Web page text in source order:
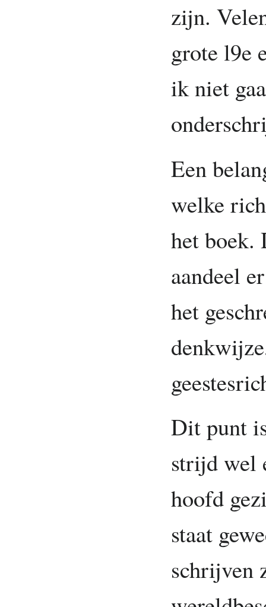
zijn.
grote l9e
ik niet
Een
welke
het boek.
aandeel
het
Dit punt
strijd wel
hoofd
staat
schrijven